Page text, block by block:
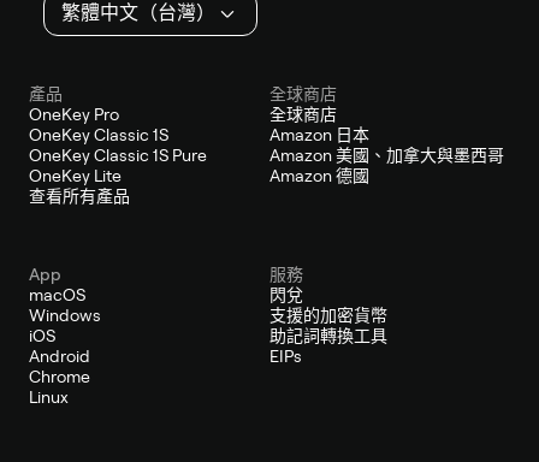
繁體中文（台灣）
產品
OneKey Pro
OneKey Classic 1S
OneKey Classic 1S Pure
OneKey Lite
查看所有產品
全球商店
全球商店
Amazon 日本
Amazon 美國、加拿大與墨西哥
Amazon 德國
App
macOS
Windows
iOS
Android
Chrome
Linux
服務
閃兌
支援的加密貨幣
助記詞轉換工具
EIPs